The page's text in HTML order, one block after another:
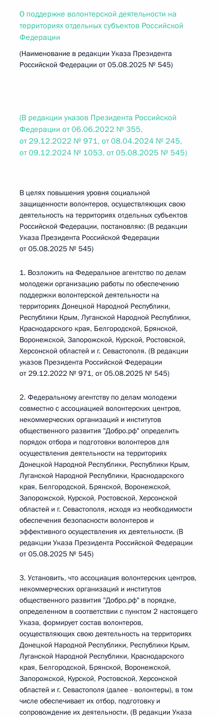
О поддержке волонтерской деятельности на
территориях отдельных субъектов Российской
Федерации
(Наименование в редакции Указа Президента
Российской Федерации от 05.08.2025 № 545)
(В редакции указов Президента Российской
Федерации от 06.06.2022 № 355,
от 29.12.2022 № 971, от 08.04.2024 № 245,
от 09.12.2024 № 1053, от 05.08.2025 № 545)
В целях повышения уровня социальной
защищенности волонтеров, осуществляющих свою
деятельность на территориях отдельных субъектов
Российской Федерации, постановляю: (В редакции
Указа Президента Российской Федерации
от 05.08.2025 № 545)
1. Возложить на Федеральное агентство по делам
молодежи организацию работы по обеспечению
поддержки волонтерской деятельности на
территориях Донецкой Народной Республики,
Республики Крым, Луганской Народной Республики,
Краснодарского края, Белгородской, Брянской,
Воронежской, Запорожской, Курской, Ростовской,
Херсонской областей и г. Севастополя. (В редакции
указов Президента Российской Федерации
от 29.12.2022 № 971, от 05.08.2025 № 545)
2. Федеральному агентству по делам молодежи
совместно с ассоциацией волонтерских центров,
некоммерческих организаций и институтов
общественного развития "Добро.рф" определить
порядок отбора и подготовки волонтеров для
осуществления деятельности на территориях
Донецкой Народной Республики, Республики Крым,
Луганской Народной Республики, Краснодарского
края, Белгородской, Брянской, Воронежской,
Запорожской, Курской, Ростовской, Херсонской
областей и г. Севастополя, исходя из необходимости
обеспечения безопасности волонтеров и
эффективного осуществления их деятельности. (В
редакции Указа Президента Российской Федерации
от 05.08.2025 № 545)
3. Установить, что ассоциация волонтерских центров,
некоммерческих организаций и институтов
общественного развития "Добро.рф" в порядке,
определенном в соответствии с пунктом 2 настоящего
Указа, формирует состав волонтеров,
осуществляющих свою деятельность на территориях
Донецкой Народной Республики, Республики Крым,
Луганской Народной Республики, Краснодарского
края, Белгородской, Брянской, Воронежской,
Запорожской, Курской, Ростовской, Херсонской
областей и г. Севастополя (далее - волонтеры), в том
числе обеспечивает их отбор, подготовку и
сопровождение их деятельности. (В редакции Указа